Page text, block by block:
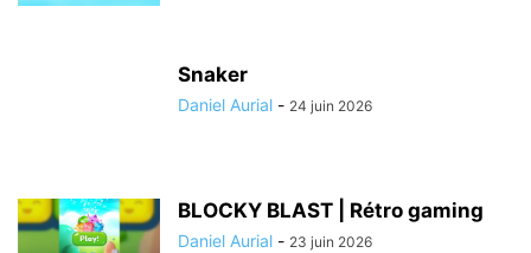
Snaker
Daniel Aurial - 24 juin 2026
BLOCKY BLAST | Rétro gaming
Daniel Aurial - 23 juin 2026